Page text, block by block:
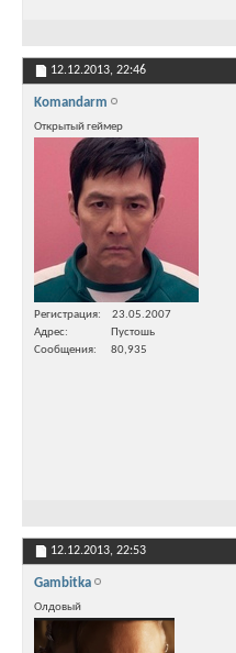
12.12.2013, 22:46
Komandarm
Открытый геймер
Регистрация
23.05.2007
Адрес
Пустошь
Сообщения
80,935
12.12.2013, 22:53
Gambitka
Олдовый